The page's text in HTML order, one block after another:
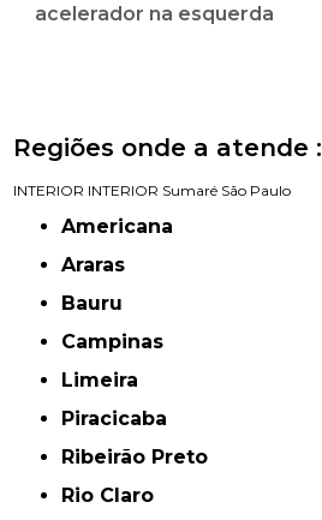
acelerador na esquerda
Regiões onde a atende :
INTERIOR INTERIOR Sumaré São Paulo
Americana
Araras
Bauru
Campinas
Limeira
Piracicaba
Ribeirão Preto
Rio Claro